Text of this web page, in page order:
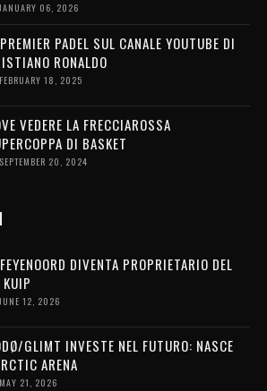
06, 2026
PADEL SUL CANALE YOUTUBE DI
RONALDO
FEBRUARY 18, 2025
VEDERE LA FRECCIAROSSA
DI BASKET
SEPTEMBER 20, 2024
DIVENTA PROPRIETARIO DEL
KUIP
12, 2026
GLIMT INVESTE NEL FUTURO: NASCE
ARENA
MAY 21, 2026